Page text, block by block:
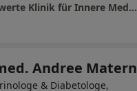
Marienkrankenhaus Schwerte Klinik für Innere Medizin
Andree Matern
& Diabetologe,